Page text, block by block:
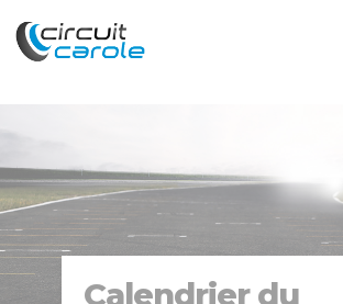
Calendrier du